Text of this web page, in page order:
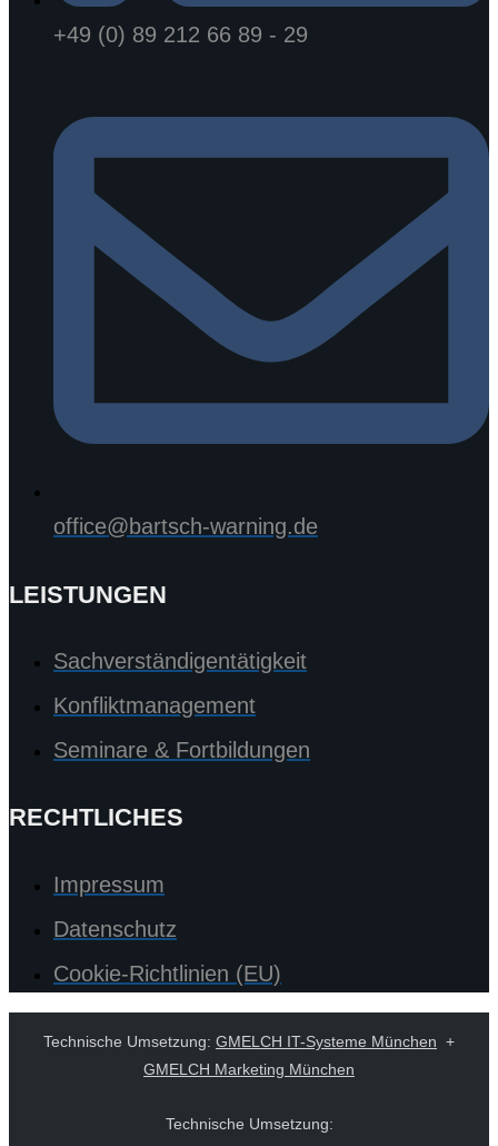
+49 (0) 89 212 66 89 - 29
office@bartsch-warning.de
LEISTUNGEN
Sachverständigentätigkeit
Konfliktmanagement
Seminare & Fortbildungen
RECHTLICHES
Impressum
Datenschutz
Cookie-Richtlinien (EU)
Technische Umsetzung: GMELCH IT-Systeme München +
GMELCH Marketing München
Technische Umsetzung: